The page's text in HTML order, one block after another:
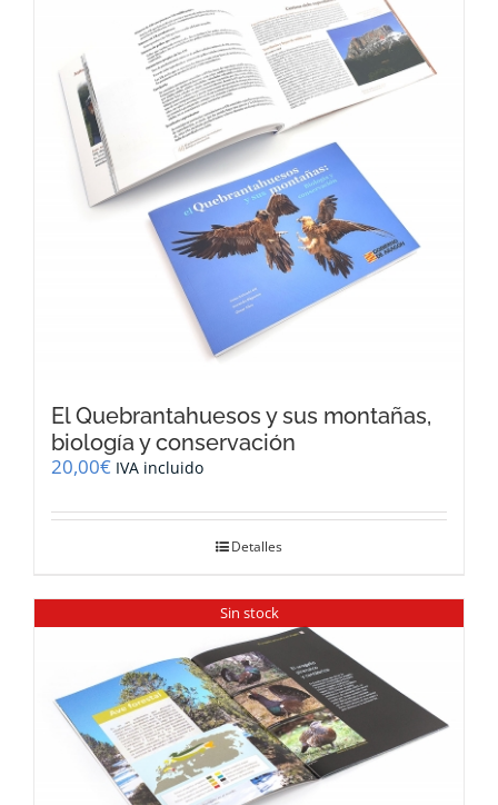
El Quebrantahuesos y sus montañas,
biología y conservación
20,00€ IVA incluido
Detalles
Sin stock